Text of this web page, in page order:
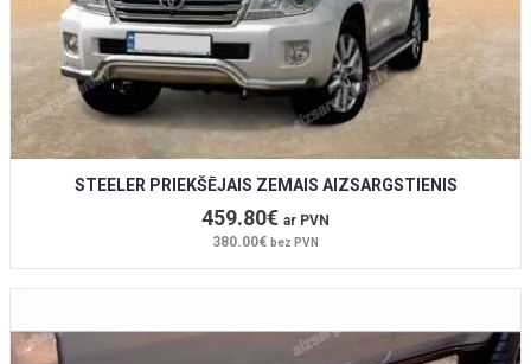
STEELER PRIEKŠĒJAIS ZEMAIS AIZSARGSTIENIS
459.80€ ar PVN
380.00€ bez PVN